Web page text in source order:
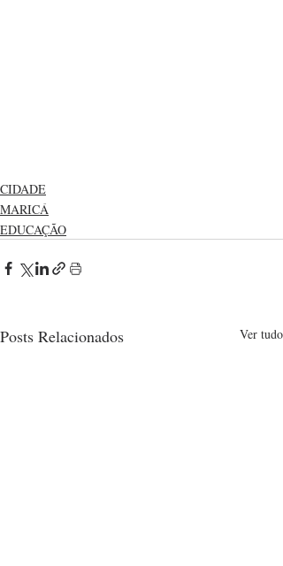
CIDADE
MARICÁ
EDUCAÇÃO
Posts Relacionados Ver tudo